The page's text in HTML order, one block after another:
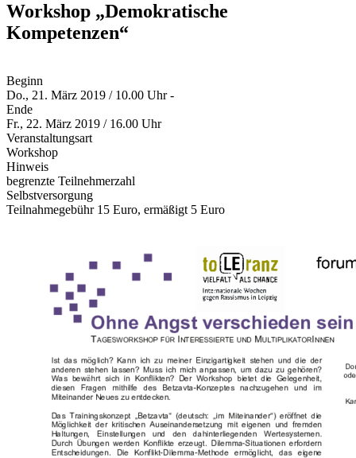
Workshop „Demokratische
Kompetenzen“
Beginn
Do., 21. März 2019 / 10.00 Uhr -
Ende
Fr., 22. März 2019 / 16.00 Uhr
Veranstaltungsart
Workshop
Hinweis
begrenzte Teilnehmerzahl
Selbstversorgung
Teilnahmegebühr 15 Euro, ermäßigt 5 Euro